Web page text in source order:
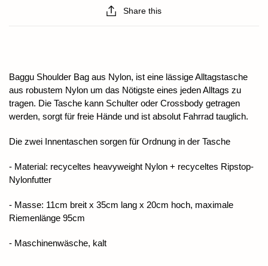
Share this
Baggu Shoulder Bag aus Nylon, ist eine lässige Alltagstasche
aus robustem Nylon um das Nötigste eines jeden Alltags zu
tragen. Die Tasche kann Schulter oder Crossbody getragen
werden, sorgt für freie Hände und ist absolut Fahrrad tauglich.
Die zwei Innentaschen sorgen für Ordnung in der Tasche
- Material: recyceltes heavyweight Nylon + recyceltes Ripstop-
Nylonfutter
- Masse: 11cm breit x 35cm lang x 20cm hoch, maximale
Riemenlänge 95cm
- Maschinenwäsche, kalt